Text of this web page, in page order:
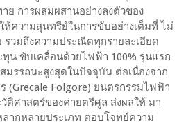
ย การผสมผสานอย่างลงตัวของ
ห้ความสุนทรีย์ในการขับอย่างเต็มที่ ไม่
รวมถึงความประณีตทุกรายละเอียด
น ขับเคลื่อนด้วยไฟฟ้า 100% รุ่นแรก
มรรถนะสูงสุดในปัจจุบัน ต่อเนื่องจาก
ร (Grecale Folgore) ยนตรกรรมไฟฟ้า
ติศาสตร์ของค่ายตรีศูล ส่งผลให้ มา
ากหลายประเภท ตอบโจทย์ความ